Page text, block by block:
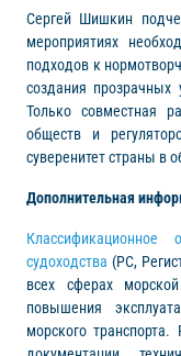
Сергей Шишкин
мероприятиях
подходов к
создания прозрачных
Только совместная
обществ и
суверенитет страны в
Дополнительная
Классификационное
судоходства (РС,
всех сферах
повышения
морского